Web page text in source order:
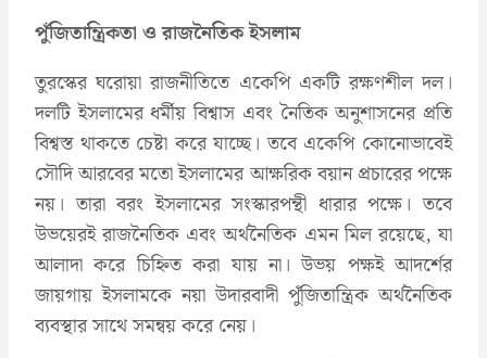
পুঁজিতান্ত্রিকতা ও রাজনৈতিক ইসলাম
তুরস্কের ঘরোয়া রাজনীতিতে একেপি একটি রক্ষণশীল দল।
দলটি ইসলামের ধর্মীয় বিশ্বাস এবং নৈতিক অনুশাসনের প্রতি
বিশ্বস্ত থাকতে চেষ্টা করে যাচ্ছে। তবে একেপি কোনোভাবেই
সৌদি আরবের মতো ইসলামের আক্ষরিক বয়ান প্রচারের পক্ষে
নয়। তারা বরং ইসলামের সংস্কারপন্থী ধারার পক্ষে। তবে
উভয়েরই রাজনৈতিক এবং অর্থনৈতিক এমন মিল রয়েছে, যা
আলাদা করে চিহ্নিত করা যায় না। উভয় পক্ষই আদর্শের
জায়গায় ইসলামকে নয়া উদারবাদী পুঁজিতান্ত্রিক অর্থনৈতিক
ব্যবস্থার সাথে সমন্বয় করে নেয়।